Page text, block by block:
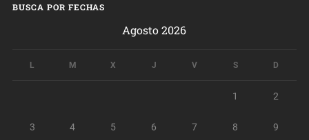
BUSCA POR FECHAS
Agosto 2026
L M X J V S D
1 2
3 4 5 6 7 8 9